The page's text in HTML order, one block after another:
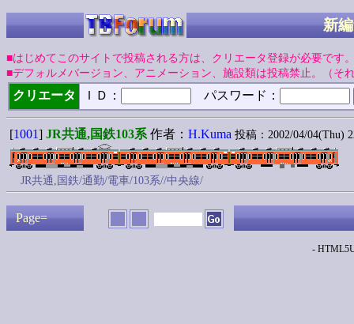
新
■はじめてこのサイトで投稿される方は、クリエータ登録が必要です
■デフォルメバージョン、アニメーション、施設類は投稿禁止。（そ
クリエータ ＩＤ： パスワード：
[1001] JR共通,国鉄103系 作者： H.Kuma 投稿：2002/04/04(Thu)
JR共通,国鉄/通勤/電車/103系//中央線/
Page=
-